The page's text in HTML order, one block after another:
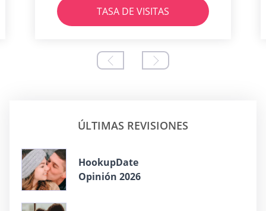
TASA DE VISITAS
ÚLTIMAS REVISIONES
HookupDate
Opinión 2026